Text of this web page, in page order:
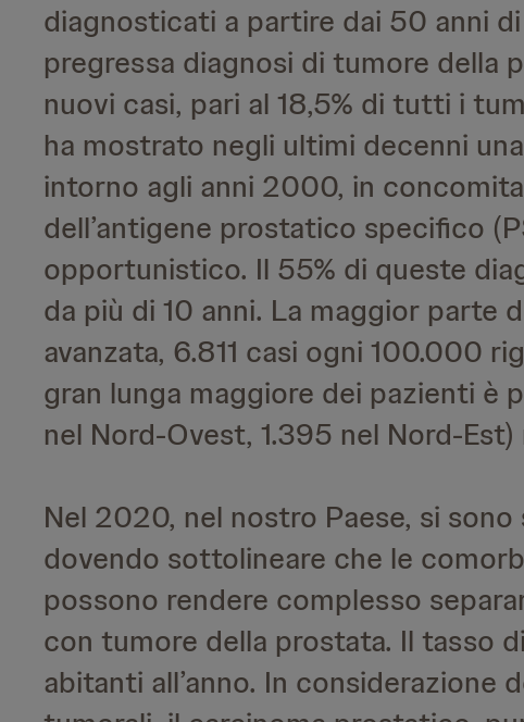
diagnosticati a partire dai 50 anni
pregressa diagnosi di tumore
nuovi casi, pari al 18,5% di tutti i
ha mostrato negli ultimi decenni
intorno agli anni 2000, in
dell’antigene prostatico specifico
opportunistico. Il 55% di queste
da più di 10 anni. La maggior parte
avanzata, 6.811 casi ogni 100.000
gran lunga maggiore dei pazienti è
nel Nord-Ovest, 1.395 nel Nord-
Nel 2020, nel nostro Paese, si
dovendo sottolineare che le
possono rendere complesso
con tumore della prostata. Il tasso
abitanti all’anno. In